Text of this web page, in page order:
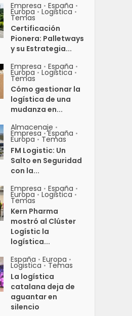
Empresa • España •
Europa • Logistica •
Temas
Certificación
Pionera: Palletways
y su Estrategia...
Empresa • España •
Europa • Logistica •
Temas
Cómo gestionar la
logística de una
mudanza en...
Almacenaje •
Empresa • España •
Europa • Temas
FM Logistic: Un
Salto en Seguridad
con la...
Empresa • España •
Europa • Logistica •
Temas
Kern Pharma
mostró al Clúster
Logístic la
logística...
España • Europa •
Logistica • Temas
La logística
catalana deja de
aguantar en
silencio